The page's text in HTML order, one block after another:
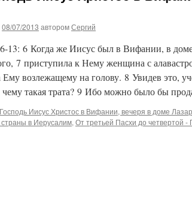
08/07/2013 авторомСергий
6 Когда же Иисус был в Вифании, в
7 приступила к Нему женщина с
Ему возлежащему на голову. 8 Увидев это,
чему такая трата? 9 Ибо можно было бы
Иисус Христос в Вифании, вечеря в доме
в Иерусалим, От третьей Пасхи до четвертой